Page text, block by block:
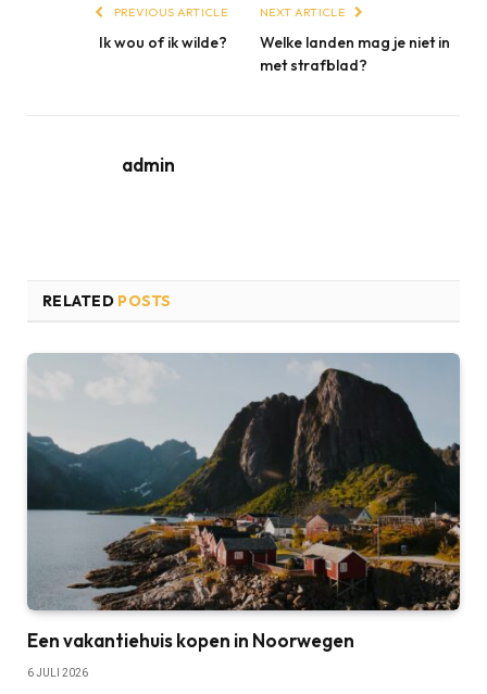
PREVIOUS ARTICLE
Ik wou of ik wilde?
NEXT ARTICLE
Welke landen mag je niet in
met strafblad?
admin
RELATED POSTS
Een vakantiehuis kopen in Noorwegen
6 JULI 2026